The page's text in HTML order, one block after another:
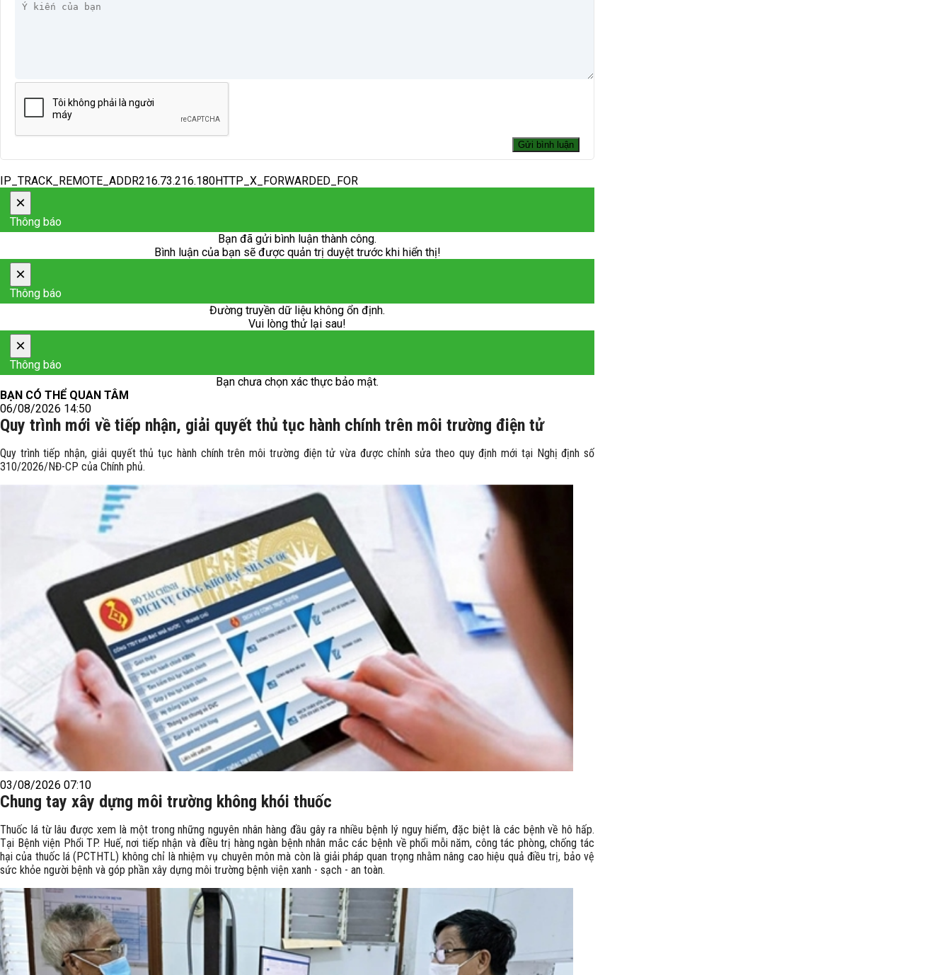
IP_TRACK_REMOTE_ADDR216.73.216.180HTTP_X_FORWARDED_FOR
×
Thông báo
Bạn đã gửi bình luận thành công.
Bình luận của bạn sẽ được quản trị duyệt trước khi hiển thị!
×
Thông báo
Đường truyền dữ liệu không ổn định.
Vui lòng thử lại sau!
×
Thông báo
Bạn chưa chọn xác thực bảo mật.
BẠN CÓ THỂ QUAN TÂM
06/08/2026 14:50
Quy trình mới về tiếp nhận, giải quyết thủ tục hành chính trên môi trường điện tử
Quy trình tiếp nhận, giải quyết thủ tục hành chính trên môi trường điện tử vừa được chỉnh sửa theo quy định mới tại Nghị định số
310/2026/NĐ-CP của Chính phủ.
03/08/2026 07:10
Chung tay xây dựng môi trường không khói thuốc
Thuốc lá từ lâu được xem là một trong những nguyên nhân hàng đầu gây ra nhiều bệnh lý nguy hiểm, đặc biệt là các bệnh về hô hấp.
Tại Bệnh viện Phổi TP. Huế, nơi tiếp nhận và điều trị hàng ngàn bệnh nhân mắc các bệnh về phổi mỗi năm, công tác phòng, chống tác
hại của thuốc lá (PCTHTL) không chỉ là nhiệm vụ chuyên môn mà còn là giải pháp quan trọng nhằm nâng cao hiệu quả điều trị, bảo vệ
sức khỏe người bệnh và góp phần xây dựng môi trường bệnh viện xanh - sạch - an toàn.